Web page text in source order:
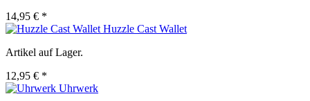
14,95 € *
Huzzle Cast Wallet
Artikel auf Lager.
12,95 € *
Uhrwerk